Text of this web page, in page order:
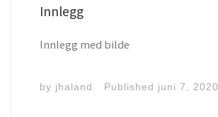
Innlegg
Innlegg med bilde
by jhaland Published juni 7, 2020